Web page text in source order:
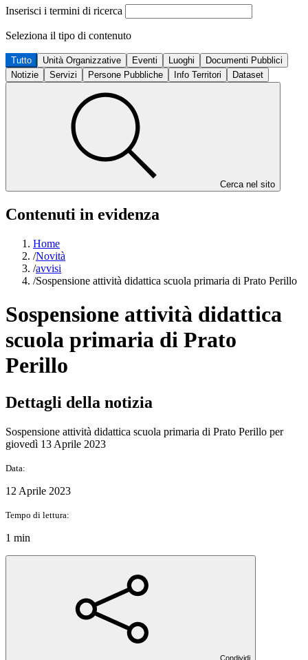
Inserisci i termini di ricerca
Seleziona il tipo di contenuto
Tutto Unità Organizzative Eventi Luoghi
Documenti Pubblici
Notizie
Servizi Persone Pubbliche Info Territori Dataset
Cerca nel sito
Contenuti in evidenza
Home
/Novità
/avvisi
/Sospensione attività didattica scuola primaria di Prato Perillo
Sospensione attività didattica
scuola primaria di Prato
Perillo
Dettagli della notizia
Sospensione attività didattica scuola primaria di Prato Perillo per
giovedì 13 Aprile 2023
Data:
12 Aprile 2023
Tempo di lettura:
1 min
Condividi